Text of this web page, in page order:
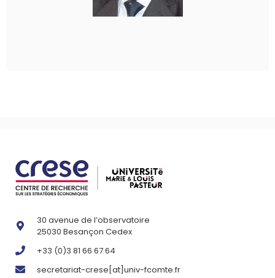
30 avenue de l’observatoire
25030 Besançon Cedex
+33 (0)3 81 66 67 64
secretariat-crese[at]univ-fcomte.fr